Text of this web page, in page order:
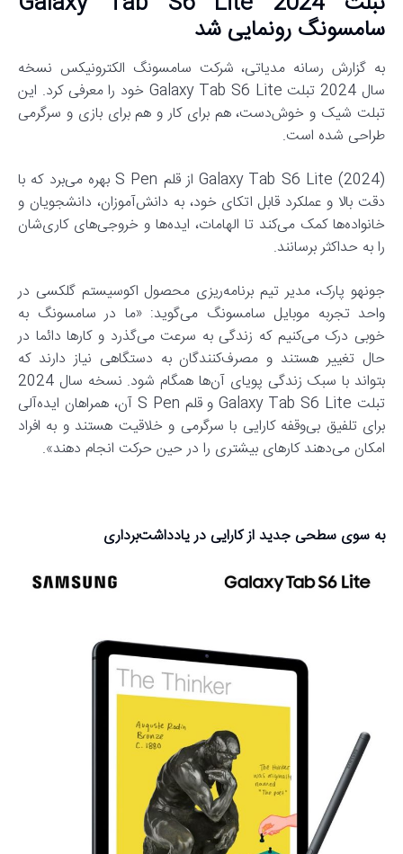
سامسونگ رونمایی شد
به گزارش رسانه مدیاتی، شرکت سامسونگ الکترونیکس نسخه
سال 2024 تبلت Galaxy Tab S6 Lite خود را معرفی کرد. این
تبلت شیک و خوش‌دست، هم برای کار و هم برای بازی و سرگرمی
طراحی شده است.
Galaxy Tab S6 Lite (2024) از قلم S Pen بهره می‌برد که با
دقت بالا و عملکرد قابل اتکای خود، به دانش‌آموزان، دانشجویان و
خانواده‌ها کمک می‌کند تا الهامات، ایده‌ها و خروجی‌های کاری‌شان
را به حداکثر برسانند.
جونهو پارک، مدیر تیم برنامه‎‌ریزی محصول اکوسیستم گلکسی در
واحد تجربه موبایل سامسونگ می‌گوید: «ما در سامسونگ به
خوبی درک می‌کنیم که زندگی به سرعت می‌گذرد و کارها دائما در
حال تغییر هستند و مصرف‌کنندگان به دستگاهی نیاز دارند که
بتواند با سبک زندگی پویای آن‌ها همگام شود. نسخه سال 2024
تبلت Galaxy Tab S6 Lite و قلم S Pen آن، همراهان ایده‌آلی
برای تلفیق بی‌وقفه کارایی با سرگرمی و خلاقیت هستند و به افراد
امکان می‌دهند کارهای بیشتری را در حین حرکت انجام دهند».
به سوی سطحی جدید از کارایی در یادداشت‌برداری